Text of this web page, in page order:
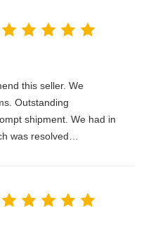
this seller. We
Outstanding
shipment. We had in
was resolved